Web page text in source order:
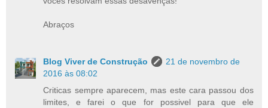
Abraços
Blog Viver de Construção
21 de novembro de
2016 às 08:02
Criticas sempre aparecem, mas este cara passou dos
limites, e farei o que for possivel para que ele